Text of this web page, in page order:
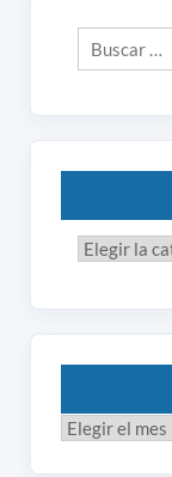
Categorías
Publicados